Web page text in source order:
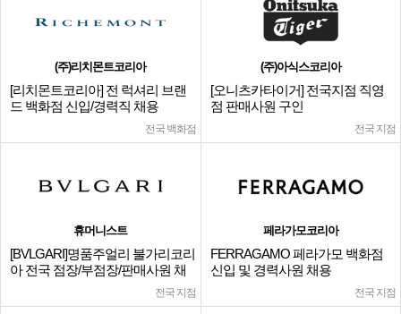
(주)리치몬트코리아
[리치몬트코리아] 전 럭셔리 브랜
드 백화점 신입/경력직 채용
전국 백화점
(주)아식스코리아
[오니츠카타이거] 전국지점 직영
점 판매사원 구인
전국 지점
휴머니스트
[BVLGARI]명품주얼리 불가리코리
아 전국 점장/부점장/판매사원 채
전국 지점
페라가모코리아
FERRAGAMO 페라가모 백화점
신입 및 경력사원 채용
전국 지점